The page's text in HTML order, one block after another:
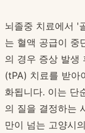
뇌졸중 치료에서 '
는 혈액 공급이 중
의 경우 증상 발생
(tPA) 치료를 받아
화됩니다. 이는 단
의 질을 결정하는
만이 넘는 고양시